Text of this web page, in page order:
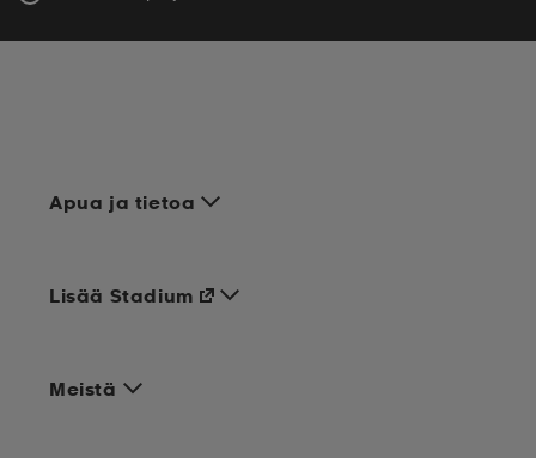
Apua ja tietoa
Meistä
Lisää Stadium